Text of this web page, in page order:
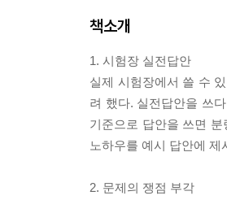
책소개
1. 시험장 실전답안
실제 시험장에서 쓸 수
려 했다. 실전답안을 쓰
기준으로 답안을 쓰면
노하우를 예시 답안에 제
2. 문제의 쟁점 부각